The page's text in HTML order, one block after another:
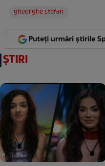
gheorghe stefan
Puteți urmări știrile
ȘTIRI